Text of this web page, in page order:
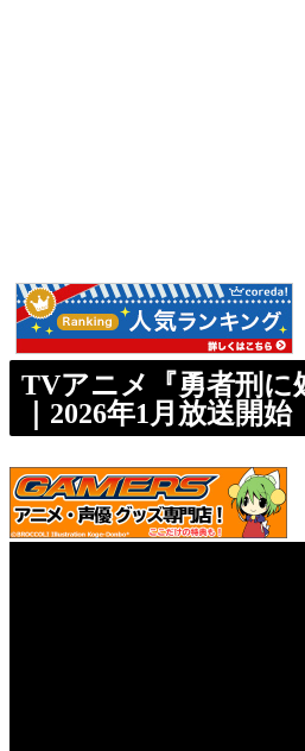
TVアニメ『勇者刑に
｜2026年1月放送開始